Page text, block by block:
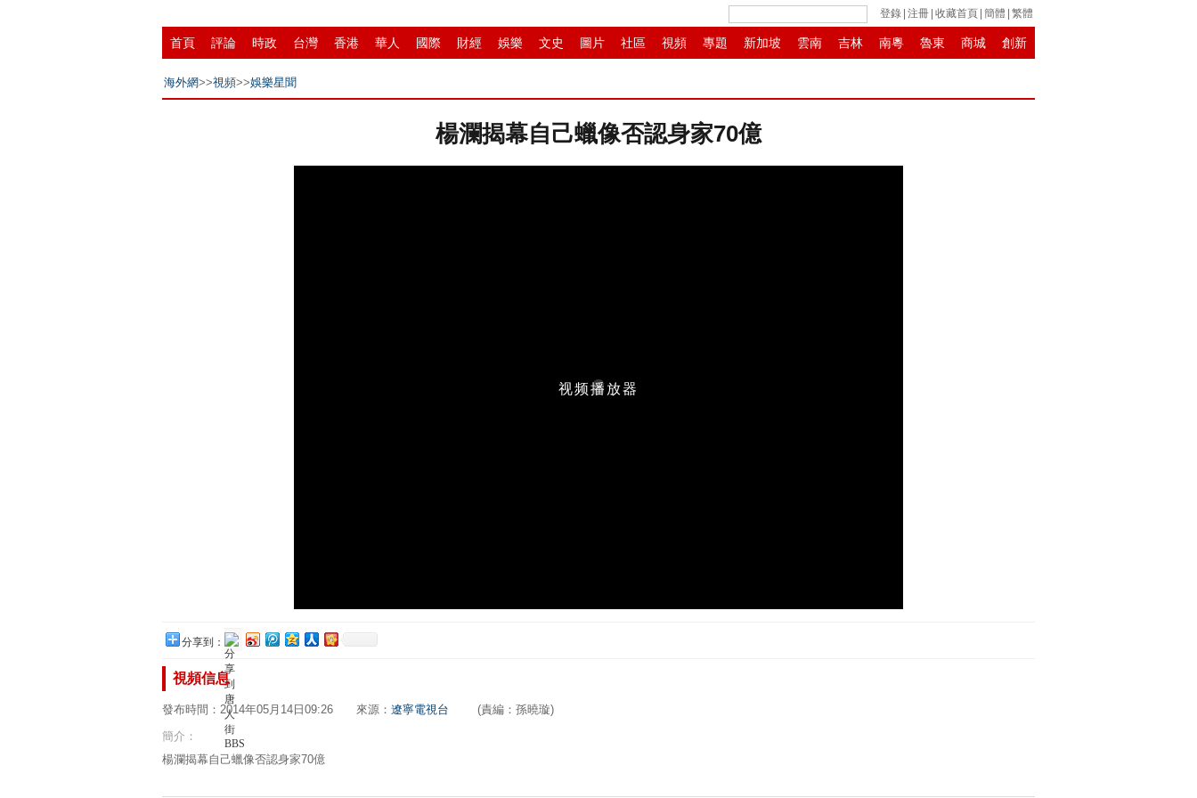
登錄 注冊 收藏首頁 簡體 繁體
首頁 評論 時政 台灣 香港 華人 國際 財經 娛樂 文史 圖片 社區 視頻 專題 新加坡 雲南 吉林 南粵 魯東 商城 創新
中原 招商 縣域 環保
海外網>>視頻>>娛樂星聞
楊瀾揭幕自己蠟像否認身家70億
分享到：
視頻信息
發布時間：2014年05月14日09:26 來源： 遼寧電視台 (責編：孫曉璇)
簡介：
楊瀾揭幕自己蠟像否認身家70億